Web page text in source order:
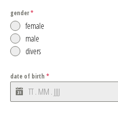
gender*
female
male
divers
date of birth *